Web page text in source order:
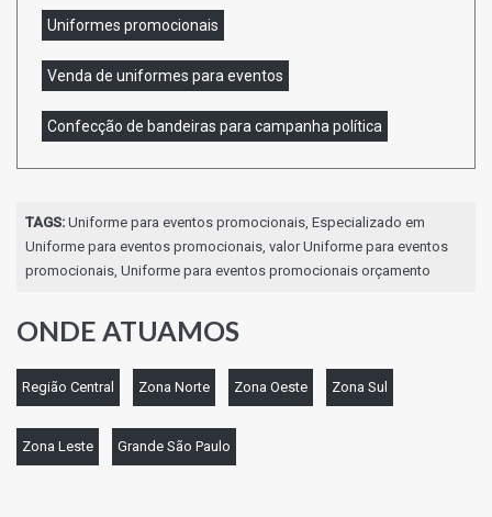
Uniformes promocionais
Venda de uniformes para eventos
Confecção de bandeiras para campanha política
TAGS: Uniforme para eventos promocionais, Especializado em
Uniforme para eventos promocionais, valor Uniforme para eventos
promocionais, Uniforme para eventos promocionais orçamento
ONDE ATUAMOS
Região Central Zona Norte Zona Oeste Zona Sul
Zona Leste Grande São Paulo